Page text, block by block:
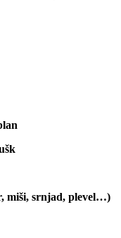
miši, srnjad, plevel…)